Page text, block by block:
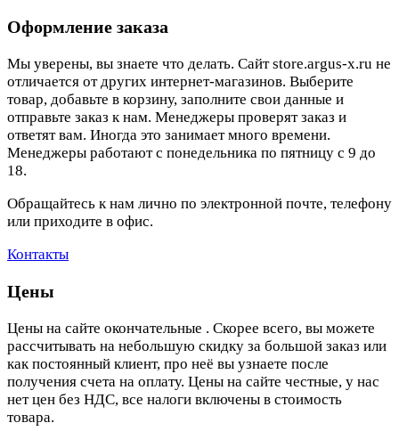
Оформление заказа
Мы уверены, вы знаете что делать. Сайт store.argus-x.ru не
отличается от других интернет-магазинов. Выберите
товар, добавьте в корзину, заполните свои данные и
отправьте заказ к нам. Менеджеры проверят заказ и
ответят вам. Иногда это занимает много времени.
Менеджеры работают с понедельника по пятницу с 9 до
18.
Обращайтесь к нам лично по электронной почте, телефону
или приходите в офис.
Контакты
Цены
Цены на сайте окончательные . Скорее всего, вы можете
рассчитывать на небольшую скидку за большой заказ или
как постоянный клиент, про неё вы узнаете после
получения счета на оплату. Цены на сайте честные, у нас
нет цен без НДС, все налоги включены в стоимость
товара.